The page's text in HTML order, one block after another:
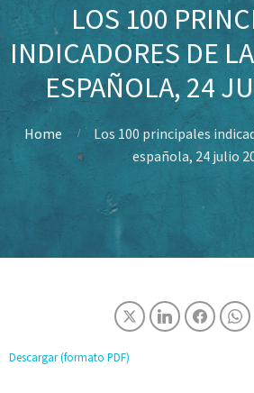
LOS 100
INDICADORES DE
ESPAÑOLA, 24
Home
Los 100 principales
española, 24 julio
Descargar (formato PDF)